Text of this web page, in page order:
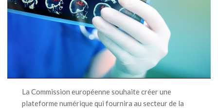
La Commission européenne souhaite créer une
plateforme numérique qui fournira au secteur de la